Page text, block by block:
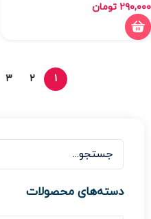
دسته‌های محصولات
۲۹۰,۰۰۰ تومان
1
2
3